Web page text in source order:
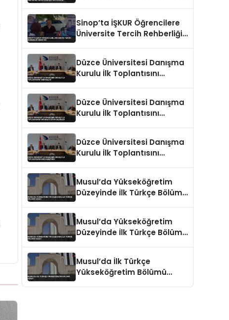
Sinop’ta İŞKUR Öğrencilere
Üniversite Tercih Rehberliği
Düzce Üniversitesi Danışma
Kurulu İlk Toplantısını
Düzce Üniversitesi Danışma
Kurulu İlk Toplantısını
Düzce Üniversitesi Danışma
Kurulu İlk Toplantısını
Musul’da Yükseköğretim
Düzeyinde İlk Türkçe Bölümü
Musul’da Yükseköğretim
Düzeyinde İlk Türkçe Bölümü
Musul’da İlk Türkçe
Yükseköğretim Bölümü